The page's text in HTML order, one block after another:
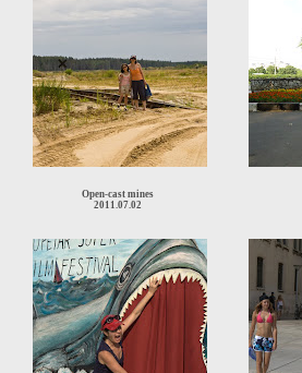
Open-cast mines
2011.07.02